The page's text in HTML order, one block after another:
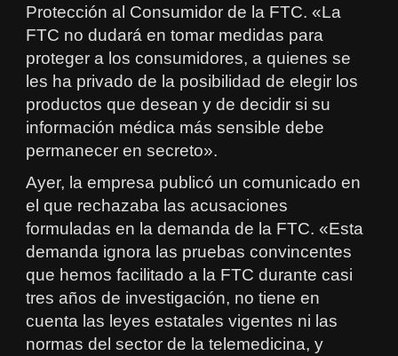
Protección al Consumidor de la FTC. «La
FTC no dudará en tomar medidas para
proteger a los consumidores, a quienes se
les ha privado de la posibilidad de elegir los
productos que desean y de decidir si su
información médica más sensible debe
permanecer en secreto».
Ayer, la empresa publicó un comunicado en
el que rechazaba las acusaciones
formuladas en la demanda de la FTC. «Esta
demanda ignora las pruebas convincentes
que hemos facilitado a la FTC durante casi
tres años de investigación, no tiene en
cuenta las leyes estatales vigentes ni las
normas del sector de la telemedicina, y